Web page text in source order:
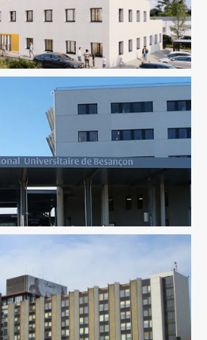
Structure VRD
Santé Structure
Fluides Santé Structure